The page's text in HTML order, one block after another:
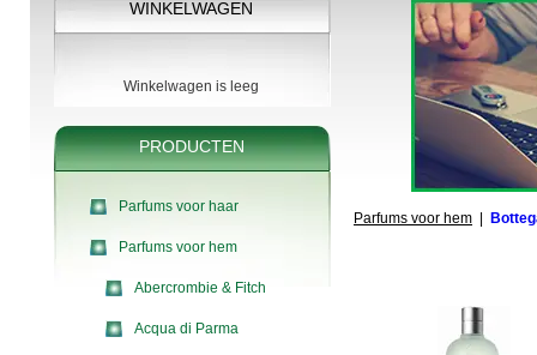
WINKELWAGEN
Winkelwagen is leeg
PRODUCTEN
Parfums voor haar
Parfums voor hem
Abercrombie & Fitch
Acqua di Parma
Parfums voor hem